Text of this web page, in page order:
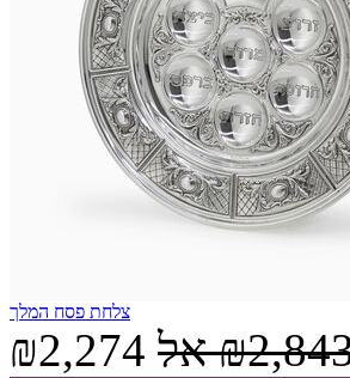
צלחת פסח המלך
₪2,274 אל